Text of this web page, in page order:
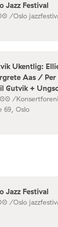
Jazz Festival
/Oslo
Ukentlig:
Aas /
Gutvik +
/
69, Oslo
Jazz Festival
/Oslo